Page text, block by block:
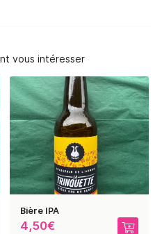
REJOIGNEZ-NOUS :
RESTEZ
INSCRIPTION
vous intéresser
Bière IPA
4,50€